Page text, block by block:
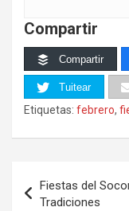
Compartir
Compartir
Tuitear
Etiquetas: febrero,
de
Fiestas del
Tradiciones